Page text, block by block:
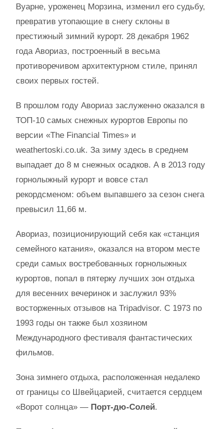
Вуарне, уроженец Морзина, изменил его судьбу,
превратив утопающие в снегу склоны в
престижный зимний курорт. 28 декабря 1962
года Авориаз, построенный в весьма
противоречивом архитектурном стиле, принял
своих первых гостей.
В прошлом году Авориаз заслуженно оказался в
ТОП-10 самых снежных курортов Европы по
версии «The Financial Times» и
weathertoski.co.uk. За зиму здесь в среднем
выпадает до 8 м снежных осадков. А в 2013 году
горнолыжный курорт и вовсе стал
рекордсменом: объем выпавшего за сезон снега
превысил 11,66 м.
Авориаз, позиционирующий себя как «станция
семейного катания», оказался на втором месте
среди самых востребованных горнолыжных
курортов, попал в пятерку лучших зон отдыха
для весенних вечеринок и заслужил 93%
восторженных отзывов на Tripadvisor. С 1973 по
1993 годы он также был хозяином
Международного фестиваля фантастических
фильмов.
Зона зимнего отдыха, расположенная недалеко
от границы со Швейцарией, считается сердцем
«Ворот солнца» — Порт-дю-Солей.